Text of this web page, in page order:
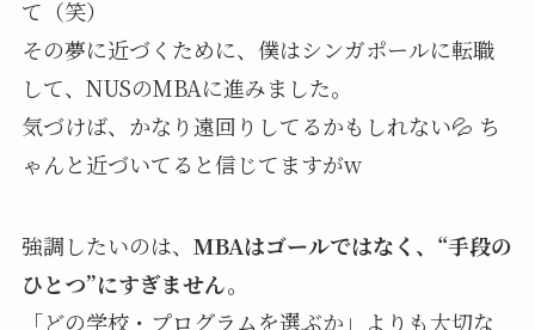
て（笑）
その夢に近づくために、僕はシンガポールに転職
して、NUSのMBAに進みました。
気づけば、かなり遠回りしてるかもしれない💦 ち
ゃんと近づいてると信じてますがw
強調したいのは、 MBAはゴールではなく、“手段の
ひとつ”にすぎません。
「どの学校・プログラムを選ぶか」よりも大切な